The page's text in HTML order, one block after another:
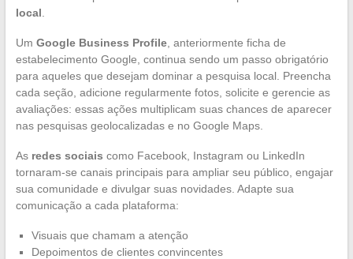
local
Um Google Business Profile, anteriormente ficha de
estabelecimento Google, continua sendo um passo obrigatório
para aqueles que desejam dominar a pesquisa local. Preencha
cada seção, adicione regularmente fotos, solicite e gerencie as
avaliações: essas ações multiplicam suas chances de aparecer
nas pesquisas geolocalizadas e no Google Maps.
As redes sociais como Facebook, Instagram ou LinkedIn
tornaram-se canais principais para ampliar seu público, engajar
sua comunidade e divulgar suas novidades. Adapte sua
comunicação a cada plataforma:
Visuais que chamam a atenção
Depoimentos de clientes convincentes